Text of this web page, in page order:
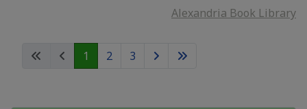
Alexandria Book Library
1 2 3